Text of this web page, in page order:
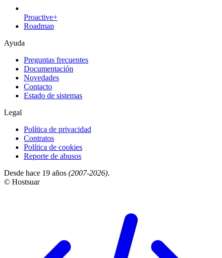
Proactive+
Roadmap
Ayuda
Preguntas frecuentes
Documentación
Novedades
Contacto
Estado de sistemas
Legal
Política de privacidad
Contratos
Política de cookies
Reporte de abusos
Desde hace 19 años (2007-2026).
© Hostsuar